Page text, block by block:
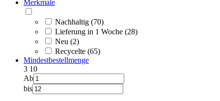
Merkmale
Nachhaltig (70)
Lieferung in 1 Woche (28)
Neu (2)
Recycelte (65)
Mindestbestellmenge
3 10
Ab
bis